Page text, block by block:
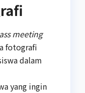
meeting
fotografi
dalam
yang ingin